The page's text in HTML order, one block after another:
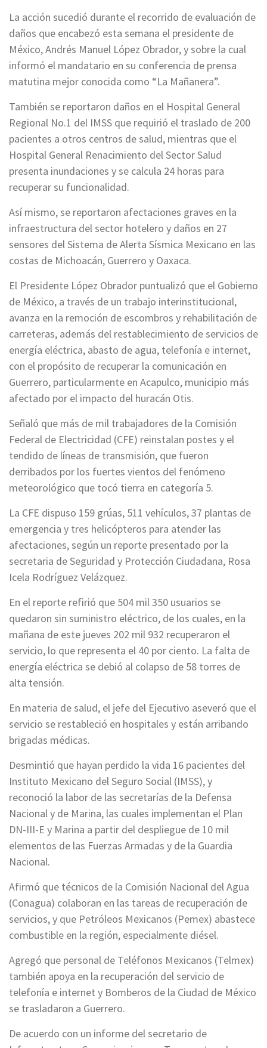
La acción sucedió durante el recorrido de evaluación de
daños que encabezó esta semana el presidente de
México, Andrés Manuel López Obrador, y sobre la cual
informó el mandatario en su conferencia de prensa
matutina mejor conocida como “La Mañanera”.
También se reportaron daños en el Hospital General
Regional No.1 del IMSS que requirió el traslado de 200
pacientes a otros centros de salud, mientras que el
Hospital General Renacimiento del Sector Salud
presenta inundaciones y se calcula 24 horas para
recuperar su funcionalidad.
Así mismo, se reportaron afectaciones graves en la
infraestructura del sector hotelero y daños en 27
sensores del Sistema de Alerta Sísmica Mexicano en las
costas de Michoacán, Guerrero y Oaxaca.
El Presidente López Obrador puntualizó que el Gobierno
de México, a través de un trabajo interinstitucional,
avanza en la remoción de escombros y rehabilitación de
carreteras, además del restablecimiento de servicios de
energía eléctrica, abasto de agua, telefonía e internet,
con el propósito de recuperar la comunicación en
Guerrero, particularmente en Acapulco, municipio más
afectado por el impacto del huracán Otis.
Señaló que más de mil trabajadores de la Comisión
Federal de Electricidad (CFE) reinstalan postes y el
tendido de líneas de transmisión, que fueron
derribados por los fuertes vientos del fenómeno
meteorológico que tocó tierra en categoría 5.
La CFE dispuso 159 grúas, 511 vehículos, 37 plantas de
emergencia y tres helicópteros para atender las
afectaciones, según un reporte presentado por la
secretaria de Seguridad y Protección Ciudadana, Rosa
Icela Rodríguez Velázquez.
En el reporte refirió que 504 mil 350 usuarios se
quedaron sin suministro eléctrico, de los cuales, en la
mañana de este jueves 202 mil 932 recuperaron el
servicio, lo que representa el 40 por ciento. La falta de
energía eléctrica se debió al colapso de 58 torres de
alta tensión.
En materia de salud, el jefe del Ejecutivo aseveró que el
servicio se restableció en hospitales y están arribando
brigadas médicas.
Desmintió que hayan perdido la vida 16 pacientes del
Instituto Mexicano del Seguro Social (IMSS), y
reconoció la labor de las secretarías de la Defensa
Nacional y de Marina, las cuales implementan el Plan
DN-III-E y Marina a partir del despliegue de 10 mil
elementos de las Fuerzas Armadas y de la Guardia
Nacional.
Afirmó que técnicos de la Comisión Nacional del Agua
(Conagua) colaboran en las tareas de recuperación de
servicios, y que Petróleos Mexicanos (Pemex) abastece
combustible en la región, especialmente diésel.
Agregó que personal de Teléfonos Mexicanos (Telmex)
también apoya en la recuperación del servicio de
telefonía e internet y Bomberos de la Ciudad de México
se trasladaron a Guerrero.
De acuerdo con un informe del secretario de